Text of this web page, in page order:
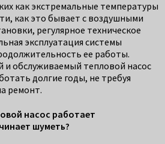
как экстремальные температуры
как это бывает с воздушными
регулярное техническое
эксплуатация системы
ее работы.
обслуживаемый тепловой насос
долгие годы, не требуя
ремонт.
насос работает
шуметь?